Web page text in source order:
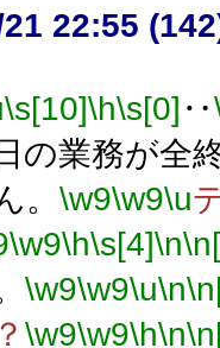
22:55
\s[10]\h\s[0] ‥
の業務が全
。 \w9\w9\u
\w9\h\s[4]\n
\w9\w9\u\n
\w9\w9\h\n